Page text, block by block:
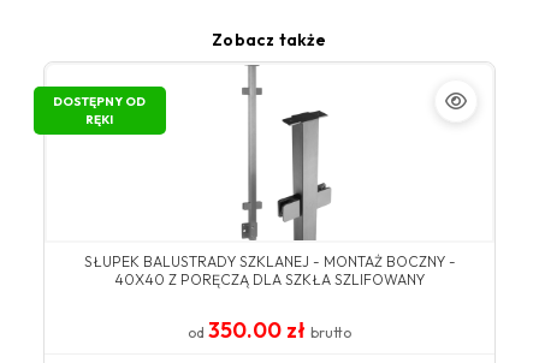
Zobacz także
DOSTĘPNY OD
RĘKI
SŁUPEK BALUSTRADY SZKLANEJ - MONTAŻ BOCZNY -
40X40 Z PORĘCZĄ DLA SZKŁA SZLIFOWANY
od 350.00 zł brutto